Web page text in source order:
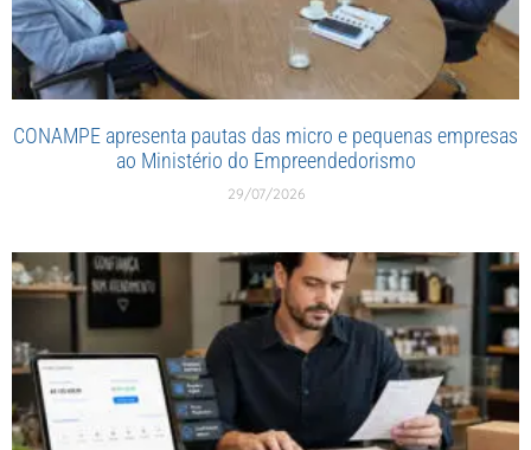
CONAMPE apresenta pautas das micro e pequenas empresas
ao Ministério do Empreendedorismo
29/07/2026